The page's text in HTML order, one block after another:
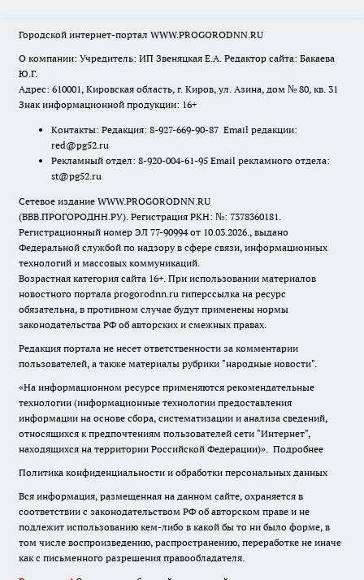
Городской интернет-портал WWW.PROGORODNN.RU
О компании: Учредитель: ИП Звеняцкая Е.А. Редактор сайта: Бакаева
Ю.Г.
Адрес: 610001, Кировская область, г. Киров, ул. Азина, дом № 80, кв. 31
Знак информационной продукции: 16+
Контакты: Редакция: 8-927-669-90-87 Email редакции:
red@pg52.ru
Рекламный отдел: 8-920-004-61-95 Email рекламного отдела:
st@pg52.ru
Сетевое издание WWW.PROGORODNN.RU
(ВВВ.ПРОГОРОДНН.РУ). Регистрация РКН: №: 7378360181.
Регистрационный номер ЭЛ 77-90994 от 10.03.2026., выдано
Федеральной службой по надзору в сфере связи, информационных
технологий и массовых коммуникаций.
Возрастная категория сайта 16+. При использовании материалов
новостного портала progorodnn.ru гиперссылка на ресурс
обязательна, в противном случае будут применены нормы
законодательства РФ об авторских и смежных правах.
Редакция портала не несет ответственности за комментарии
пользователей, а также материалы рубрики "народные новости".
«На информационном ресурсе применяются рекомендательные
технологии (информационные технологии предоставления
информации на основе сбора, систематизации и анализа сведений,
относящихся к предпочтениям пользователей сети "Интернет",
находящихся на территории Российской Федерации)». Подробнее
Политика конфиденциальности и обработки персональных данных
Вся информация, размещенная на данном сайте, охраняется в
соответствии с законодательством РФ об авторском праве и не
подлежит использованию кем-либо в какой бы то ни было форме, в
том числе воспроизведению, распространению, переработке не иначе
как с письменного разрешения правообладателя.